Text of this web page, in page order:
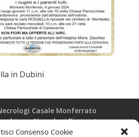
Consenso Cookie
in Dubini
Casale Monferrato
Necrologi Piemonte